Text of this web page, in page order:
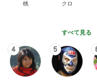
桃 クロ
すべて見る
4 5